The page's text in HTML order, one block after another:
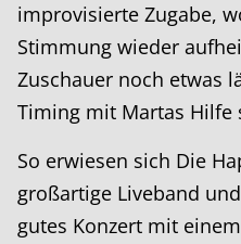
improvisierte Zugabe,
Stimmung wieder
Zuschauer noch etwas
Timing mit Martas Hilfe
So erwiesen sich Die
großartige Liveband
gutes Konzert mit